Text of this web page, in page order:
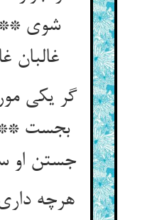
شوی **
غالبان
گر یکی
بجست **
جستن
هرچه